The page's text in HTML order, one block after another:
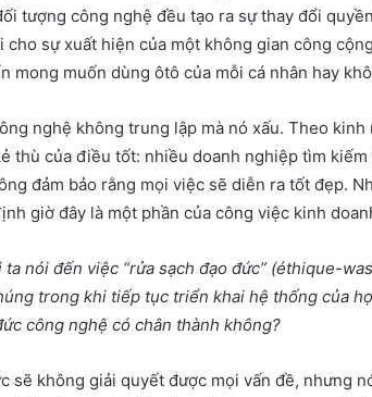
tượng công nghệ đều tạo ra sự thay đổi
cho sự xuất hiện của một không gian công
mong muốn dùng ôtô của mỗi cá nhân hay
nghệ không trung lập mà nó xấu. Theo kinh
thù của điều tốt: nhiều doanh nghiệp tìm
đảm bảo rằng mọi việc sẽ diễn ra tốt đẹp.
giờ đây là một phần của công việc kinh
nói đến việc “rửa sạch đạo đức” (éthique-
trong khi tiếp tục triển khai hệ thống của
công nghệ có chân thành không?
sẽ không giải quyết được mọi vấn đề, nhưng